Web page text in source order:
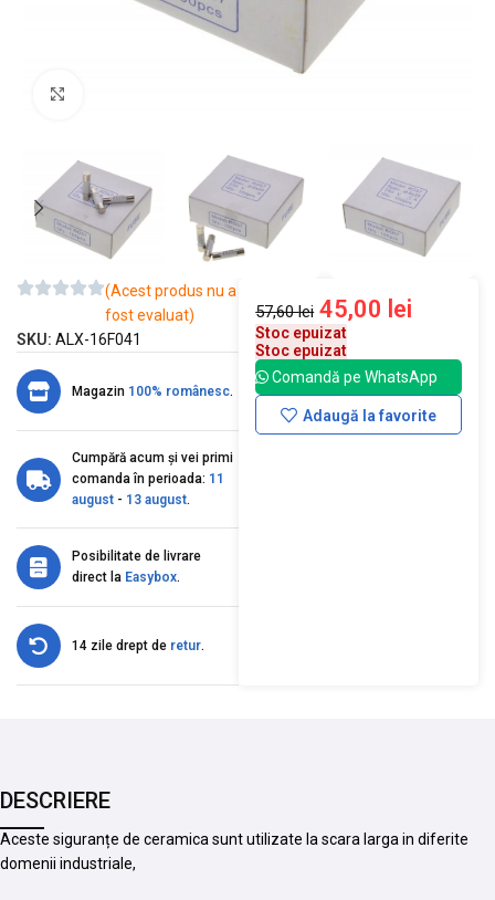
(Acest produs nu a
fost evaluat)
SKU: ALX-16F041
Magazin 100% românesc.
Cumpără acum și vei primi
comanda în perioada: 11
august - 13 august.
Posibilitate de livrare
direct la Easybox.
14 zile drept de retur.
57,60lei 45,00 lei
Stoc epuizat
Stoc epuizat
Comandă pe WhatsApp
Adaugă la favorite
DESCRIERE
Aceste siguranțe de ceramica sunt utilizate la scara larga in diferite
domenii industriale,